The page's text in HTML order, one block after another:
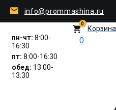
info@prommashina.ru
пн-чт: 8:00-
16:30
пт: 8:00-16:30
обед: 13:00-
13:30
0
Корзина
0